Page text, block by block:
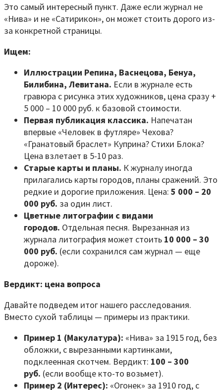
Это самый интересный пункт. Даже если журнал не
«Нива» и не «Сатирикон», он может стоить дорого из-
за конкретной страницы.
Ищем:
Иллюстрации Репина, Васнецова, Бенуа,
Билибина, Левитана. Если в журнале есть
гравюра с рисунка этих художников, цена сразу +
5 000 – 10 000 руб. к базовой стоимости.
Первая публикация классика. Напечатан
впервые «Человек в футляре» Чехова?
«Гранатовый браслет» Куприна? Стихи Блока?
Цена взлетает в 5-10 раз.
Старые карты и планы. К журналу иногда
прилагались карты городов, планы сражений. Это
редкие и дорогие приложения. Цена: 5 000 – 20
000 руб. за один лист.
Цветные литографии с видами
городов. Отдельная песня. Вырезанная из
журнала литография может стоить 10 000 – 30
000 руб. (если сохранился сам журнал — еще
дороже).
Вердикт: цена вопроса
Давайте подведем итог нашего расследования.
Вместо сухой таблицы — примеры из практики.
Пример 1 (Макулатура): «Нива» за 1915 год, без
обложки, с вырезанными картинками,
подклеенная скотчем. Вердикт: 100 – 300
руб. (если вообще кто-то возьмет).
Пример 2 (Интерес): «Огонек» за 1910 год, с